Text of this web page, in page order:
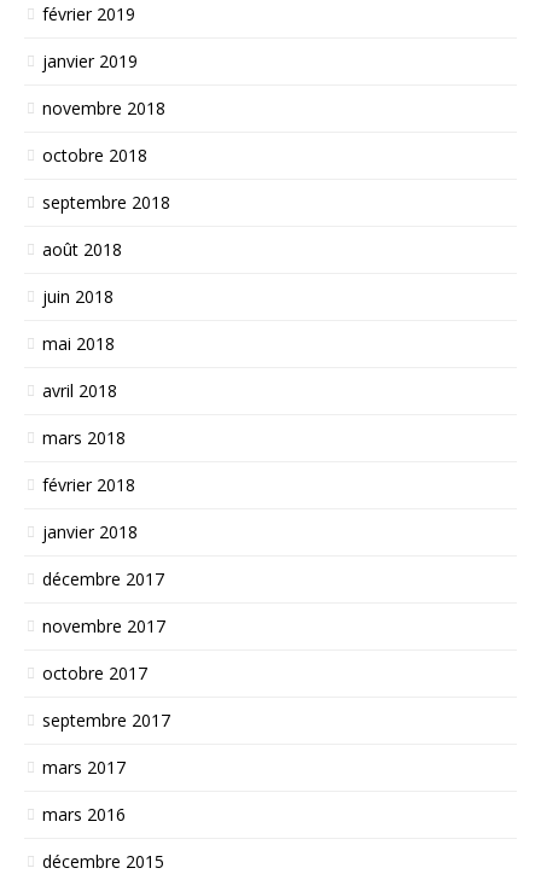
février 2019
janvier 2019
novembre 2018
octobre 2018
septembre 2018
août 2018
juin 2018
mai 2018
avril 2018
mars 2018
février 2018
janvier 2018
décembre 2017
novembre 2017
octobre 2017
septembre 2017
mars 2017
mars 2016
décembre 2015